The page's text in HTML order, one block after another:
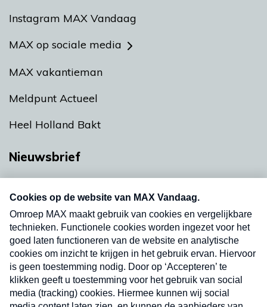
Instagram MAX Vandaag
MAX op sociale media
MAX vakantieman
Meldpunt Actueel
Heel Holland Bakt
Nieuwsbrief
nieuwsbrief. Elke vrijdag- en dinsdagochtend in
uw mailbox.
Verzend